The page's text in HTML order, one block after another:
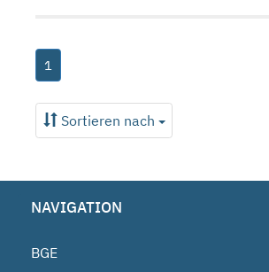
1
Sortieren nach
NAVIGATION
BGE